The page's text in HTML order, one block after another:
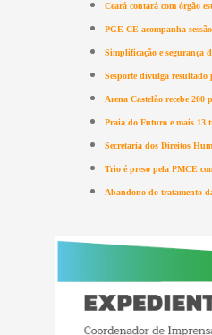
Ceará contará com órgão
PGE-CE acompanha
Simplificação e segurança
Sesporte divulga resultado
Arena Castelão recebe
Praia do Futuro e mais 13
Secretaria dos Direitos
Trio é preso pela PMCE
Abandono do tratamento